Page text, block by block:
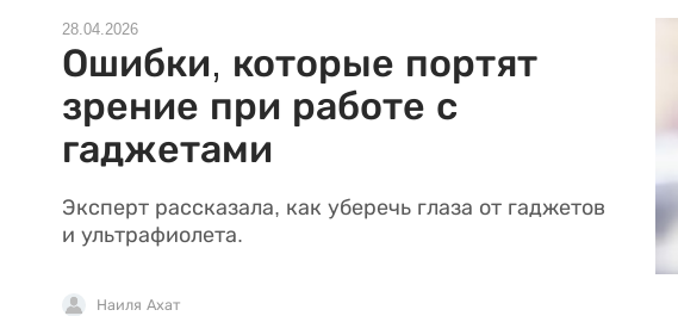
28.04.2026
Ошибки, которые портят
зрение при работе с
гаджетами
Эксперт рассказала, как уберечь глаза от гаджетов
и ультрафиолета.
Наиля Ахат